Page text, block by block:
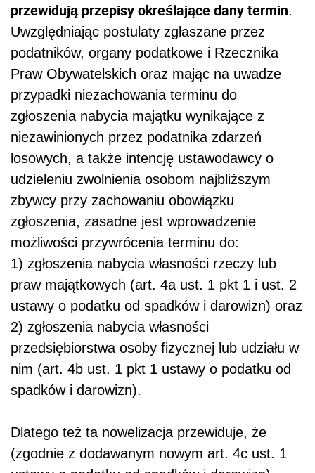
przewidują przepisy określające dany termin.
Uwzględniając postulaty zgłaszane przez
podatników, organy podatkowe i Rzecznika
Praw Obywatelskich oraz mając na uwadze
przypadki niezachowania terminu do
zgłoszenia nabycia majątku wynikające z
niezawinionych przez podatnika zdarzeń
losowych, a także intencję ustawodawcy o
udzieleniu zwolnienia osobom najbliższym
zbywcy przy zachowaniu obowiązku
zgłoszenia, zasadne jest wprowadzenie
możliwości przywrócenia terminu do:
1) zgłoszenia nabycia własności rzeczy lub
praw majątkowych (art. 4a ust. 1 pkt 1 i ust. 2
ustawy o podatku od spadków i darowizn) oraz
2) zgłoszenia nabycia własności
przedsiębiorstwa osoby fizycznej lub udziału w
nim (art. 4b ust. 1 pkt 1 ustawy o podatku od
spadków i darowizn).
Dlatego też ta nowelizacja przewiduje, że
(zgodnie z dodawanym nowym art. 4c ust. 1